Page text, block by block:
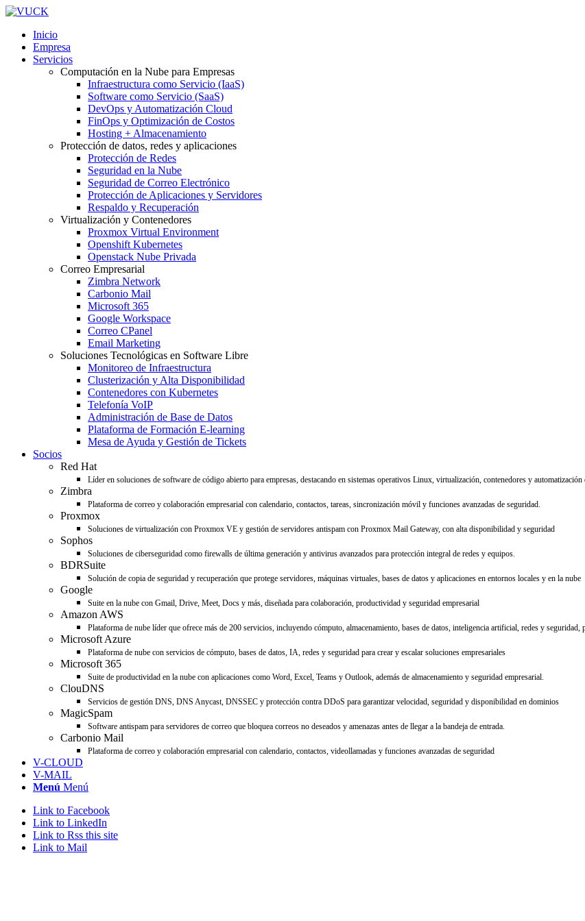
Inicio
Empresa
Servicios
Computación en la Nube para Empresas
Infraestructura como Servicio (IaaS)
Software como Servicio (SaaS)
DevOps y Automatización Cloud
FinOps y Optimización de Costos
Hosting + Almacenamiento
Protección de datos, redes y aplicaciones
Protección de Redes
Seguridad en la Nube
Seguridad de Correo Electrónico
Protección de Aplicaciones y Servidores
Respaldo y Recuperación
Virtualización y Contenedores
Proxmox Virtual Environment
Openshift Kubernetes
Openstack Nube Privada
Correo Empresarial
Zimbra Network
Carbonio Mail
Microsoft 365
Google Workspace
Correo CPanel
Email Marketing
Soluciones Tecnológicas en Software Libre
Monitoreo de Infraestructura
Clusterización y Alta Disponibilidad
Contenedores con Kubernetes
Telefonía VoIP
Administración de Base de Datos
Plataforma de Formación E-learning
Mesa de Ayuda y Gestión de Tickets
Socios
Red Hat
Líder en soluciones de software de código abierto para empresas, destacando en sistemas operativos Linux, virtualización, contenedores y
Zimbra
Plataforma de correo y colaboración empresarial con calendario, contactos, tareas, sincronización móvil y funciones avanzadas de seguridad.
Proxmox
Soluciones de virtualización con Proxmox VE y gestión de servidores antispam con Proxmox Mail Gateway, con alta disponibilidad y seguridad
Sophos
Soluciones de ciberseguridad como firewalls de última generación y antivirus avanzados para protección integral de redes y equipos.
BDRSuite
Solución de copia de seguridad y recuperación que protege servidores, máquinas virtuales, bases de datos y aplicaciones en entornos locales y en la nube
Google
Suite en la nube con Gmail, Drive, Meet, Docs y más, diseñada para colaboración, productividad y seguridad empresarial
Amazon AWS
Plataforma de nube líder que ofrece más de 200 servicios, incluyendo cómputo, almacenamiento, bases de datos, inteligencia artificial, redes y seguridad,
Microsoft Azure
Plataforma de nube con servicios de cómputo, bases de datos, IA, redes y seguridad para crear y escalar soluciones empresariales
Microsoft 365
Suite de productividad en la nube con aplicaciones como Word, Excel, Teams y Outlook, además de almacenamiento y seguridad empresarial.
ClouDNS
Servicios de gestión DNS, DNS Anycast, DNSSEC y protección contra DDoS para garantizar velocidad, seguridad y disponibilidad en dominios
MagicSpam
Software antispam para servidores de correo que bloquea correos no deseados y amenazas antes de llegar a la bandeja de entrada.
Carbonio Mail
Plataforma de correo y colaboración empresarial con calendario, contactos, videollamadas y funciones avanzadas de seguridad
V-CLOUD
V-MAIL
Menú Menú
Link to Facebook
Link to LinkedIn
Link to Rss this site
Link to Mail